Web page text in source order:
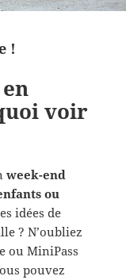
!
voir
week-end
ou
idées de
? N’oubliez
ou MiniPass
pouvez